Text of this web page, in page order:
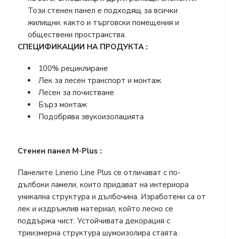
Този стенен панел е подходящ за всички
жилищни, както и търговски помещения и
обществени пространства.
СПЕЦИФИКАЦИИ НА ПРОДУКТА :
100% рециклиране
Лек за лесен транспорт и монтаж
Лесен за почистване
Бърз монтаж
Подобрява звукоизолацията
Стенен панел M-Plus :
Панелите Linerio Line Plus се отличават с по-
дълбоки ламели, които придават на интериора
уникална структура и дълбочина. Изработени са от
лек и издръжлив материал, който лесно се
поддържа чист. Устойчивата декорация с
триизмерна структура шумоизолира стаята.